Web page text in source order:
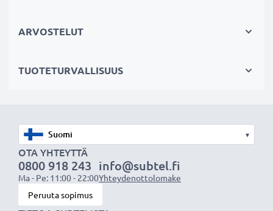
Järjestelmä:bajonetti
Olemme vuonna 2004 perustettu kansainvälinen
verkkokauppa, joka tarjoaa laadukkaita tuotteita, ja
siksi tarjoamme 36 kuukauden takuun!
ARVOSTELUT
TUOTETURVALLISUUS
▾
OTA YHTEYTTÄ
0800 918 243
Ma - Pe: 11:00 - 22:00
info@subtel.fi
Yhteydenottolomake
Peruuta sopimus